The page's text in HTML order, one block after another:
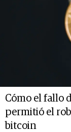
Cómo el fallo
permitió el
bitcoin